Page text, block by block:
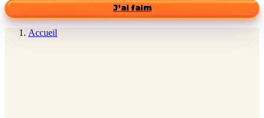
J’ai faim
Accueil